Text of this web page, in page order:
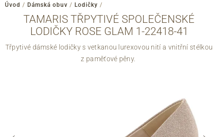
Úvod / Dámská obuv / Lodičky /
TAMARIS TŘPYTIVÉ SPOLEČENSKÉ
LODIČKY ROSE GLAM 1-22418-41
Třpytivé dámské lodičky s vetkanou lurexovou nití a vnitřní stélkou
z paměťové pěny.